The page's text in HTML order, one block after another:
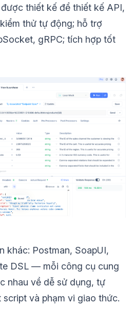
thiết kế để thiết kế API,
thử tự động; hỗ trợ
gRPC; tích hợp tốt
khác: Postman, SoapUI,
DSL — mỗi công cụ cung
nhau về dễ sử dụng, tự
và phạm vi giao thức.